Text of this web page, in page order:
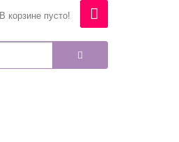
В корзине пусто!